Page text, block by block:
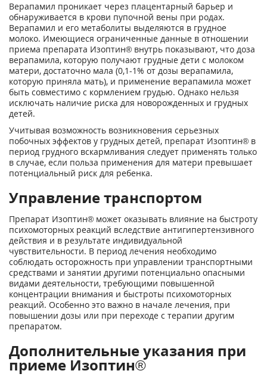
Верапамил проникает через плацентарный барьер и
обнаруживается в крови пупочной вены при родах.
Верапамил и его метаболиты выделяются в грудное
молоко. Имеющиеся ограниченные данные в отношении
приема препарата Изоптин® внутрь показывают, что доза
верапамила, которую получают грудные дети с молоком
матери, достаточно мала (0,1-1% от дозы верапамила,
которую приняла мать), и применение верапамила может
быть совместимо с кормлением грудью. Однако нельзя
исключать наличие риска для новорожденных и грудных
детей.
Учитывая возможность возникновения серьезных
побочных эффектов у грудных детей, препарат Изоптин® в
период грудного вскармливания следует применять только
в случае, если польза применения для матери превышает
потенциальный риск для ребенка.
Управление транспортом
Препарат Изоптин® может оказывать влияние на быстроту
психомоторных реакций вследствие антигипертензивного
действия и в результате индивидуальной
чувствительности. В период лечения необходимо
соблюдать осторожность при управлении транспортными
средствами и занятии другими потенциально опасными
видами деятельности, требующими повышенной
концентрации внимания и быстроты психомоторных
реакций. Особенно это важно в начале лечения, при
повышении дозы или при переходе с терапии другим
препаратом.
Дополнительные указания при
приеме Изоптин®